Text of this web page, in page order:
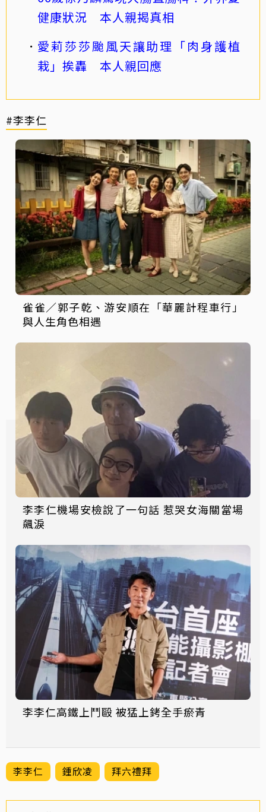
健康狀況 本人親揭真相
愛莉莎莎颱風天讓助理「肉身護植
栽」挨轟 本人親回應
#李李仁
雀雀／郭子乾、游安順在「華麗計程車行」
與人生角色相遇
李李仁機場安檢說了一句話 惹哭女海關當場
飆淚
李李仁高鐵上鬥毆 被猛上銬全手瘀青
李李仁 鍾欣凌 拜六禮拜